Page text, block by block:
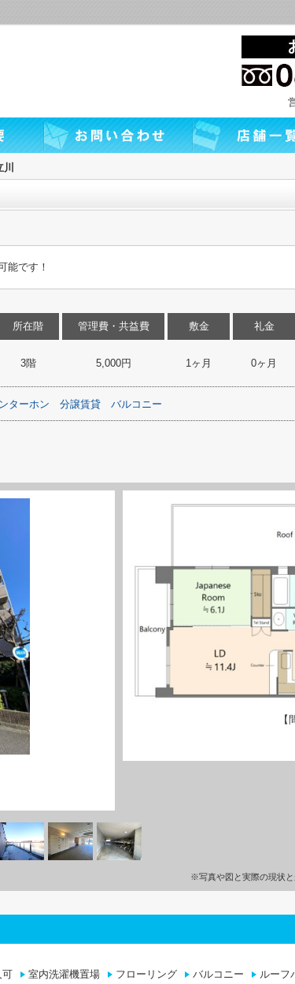
能です！
所在階
3階
管理費・共益費
5,000円
敷金
1ヶ月
礼金
0ヶ月
ターホン 分譲賃貸 バルコニー
【
※写真や図と実際の現状
可 室内洗濯機置場 フローリング バルコニー
ルーフ